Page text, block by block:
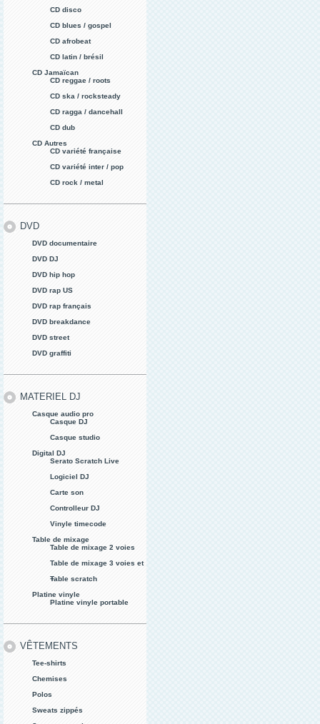
CD disco
CD blues / gospel
CD afrobeat
CD latin / brésil
CD Jamaïcan
CD reggae / roots
CD ska / rocksteady
CD ragga / dancehall
CD dub
CD Autres
CD variété française
CD variété inter / pop
CD rock / metal
DVD
DVD documentaire
DVD DJ
DVD hip hop
DVD rap US
DVD rap français
DVD breakdance
DVD street
DVD graffiti
MATERIEL DJ
Casque audio pro
Casque DJ
Casque studio
Digital DJ
Serato Scratch Live
Logiciel DJ
Carte son
Controlleur DJ
Vinyle timecode
Table de mixage
Table de mixage 2 voies
Table de mixage 3 voies et
+
Table scratch
Platine vinyle
Platine vinyle portable
VÊTEMENTS
Tee-shirts
Chemises
Polos
Sweats zippés